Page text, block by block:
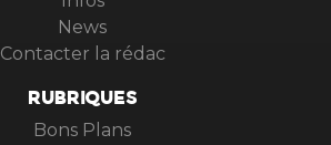
News
Contacter la rédac
RUBRIQUES
Bons Plans